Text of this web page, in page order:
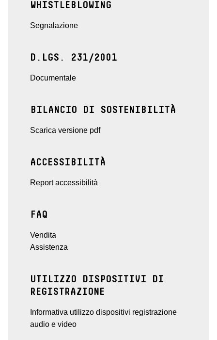
WHISTLEBLOWING
Segnalazione
D.LGS. 231/2001
Documentale
BILANCIO DI SOSTENIBILITÀ
Scarica versione pdf
ACCESSIBILITÀ
Report accessibilità
FAQ
Vendita
Assistenza
UTILIZZO DISPOSITIVI DI
REGISTRAZIONE
Informativa utilizzo dispositivi registrazione
audio e video